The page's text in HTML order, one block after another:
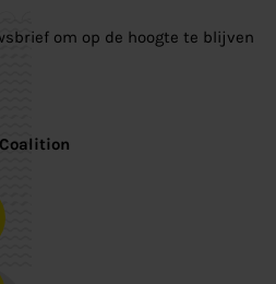
om op de hoogte te blijven